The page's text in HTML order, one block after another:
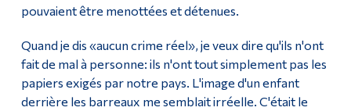
pouvaient être menottées et détenues.
Quand je dis «aucun crime réel», je veux dire qu'ils n'ont
fait de mal à personne: ils n'ont tout simplement pas les
papiers exigés par notre pays. L'image d'un enfant
derrière les barreaux me semblait irréelle. C'était le